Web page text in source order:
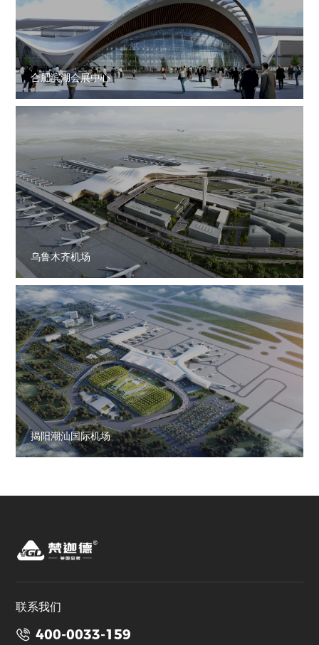
合肥滨湖会展中心
乌鲁木齐机场
揭阳潮汕国际机场
联系我们
400-0033-159